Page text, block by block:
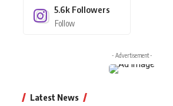
5.6k Followers
Follow
- Advertisement -
Latest News